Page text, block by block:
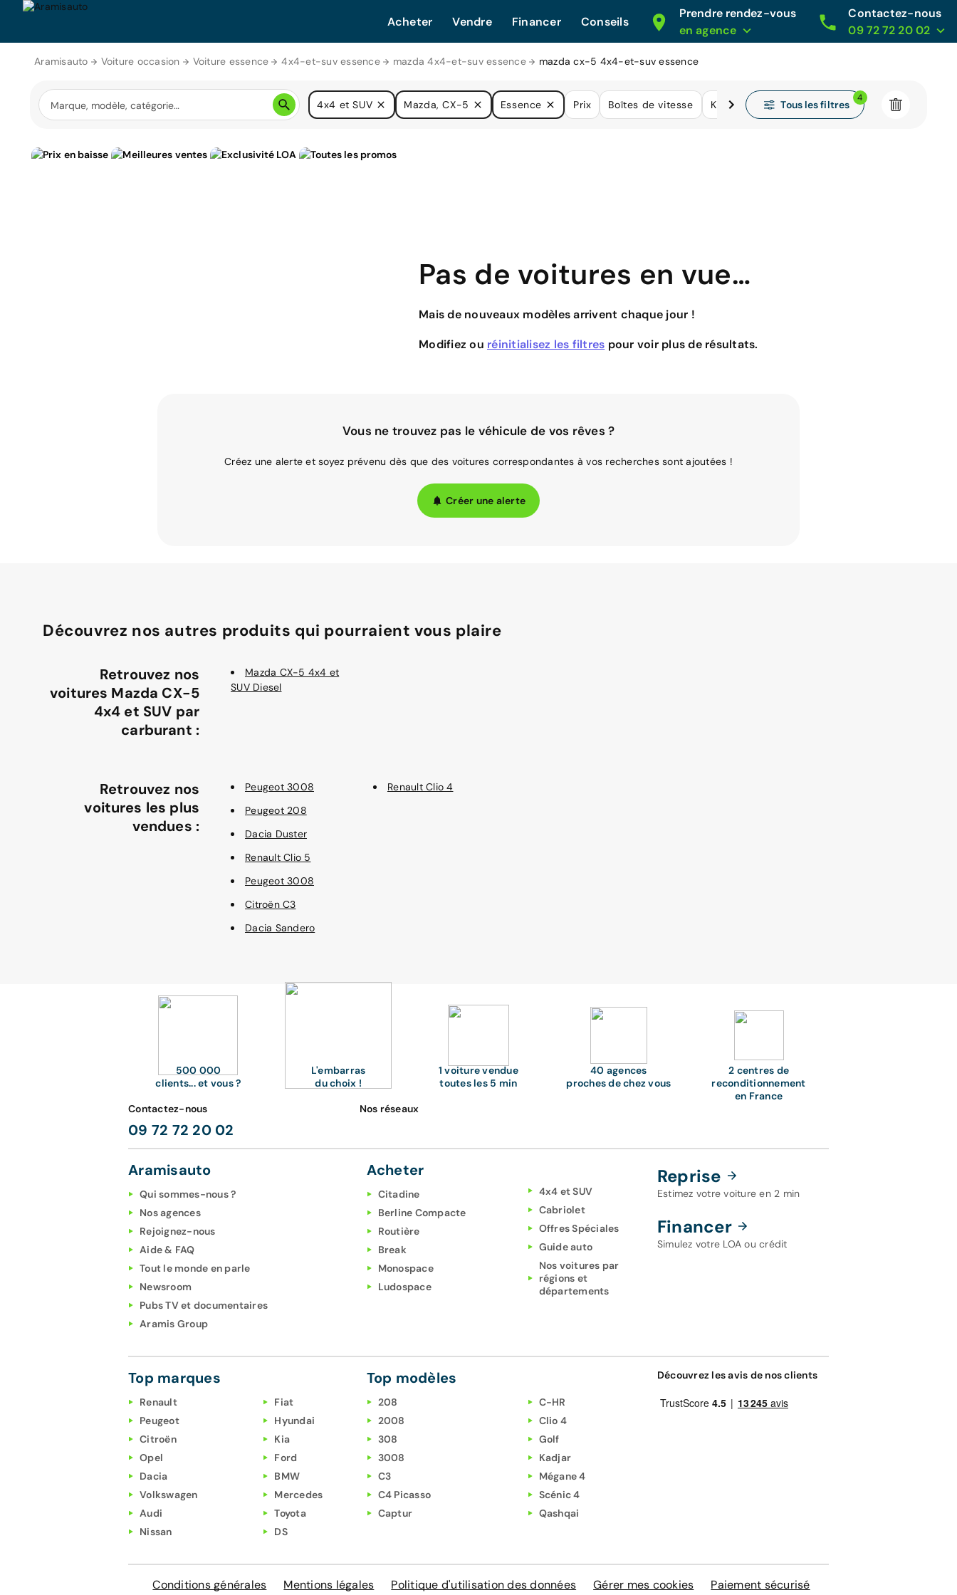
Acheter Vendre Financer Conseils
Prendre rendez-vous
en agence
Contactez-nous
09 72 72 20 02
Aramisauto Voiture occasion Voiture essence 4x4-et-suv essence mazda 4x4-et-suv essence mazda cx-5 4x4-et-suv essence
4x4 et SUV Mazda, CX-5 Essence Prix Boîtes de vitesse Kilométrage Tous les filtres
4
Pas de voitures en vue…
Mais de nouveaux modèles arrivent chaque jour !
Modifiez ou réinitialisez les filtres pour voir plus de résultats.
Vous ne trouvez pas le véhicule de vos rêves ?
Créez une alerte et soyez prévenu dès que des voitures correspondantes à vos recherches sont ajoutées !
Créer une alerte
Découvrez nos autres produits qui pourraient vous plaire
Retrouvez nos
voitures Mazda CX-5
4x4 et SUV par
carburant :
Mazda CX-5 4x4 et
SUV Diesel
Retrouvez nos
voitures les plus
vendues :
Peugeot 3008
Peugeot 208
Dacia Duster
Renault Clio 5
Peugeot 3008
Citroën C3
Dacia Sandero
Renault Clio 4
500 000
clients... et vous ?
L'embarras
du choix !
1 voiture vendue
toutes les 5 min
40 agences
proches de chez vous
2 centres de
reconditionnement
en France
Contactez-nous
09 72 72 20 02
Nos réseaux
Aramisauto
Qui sommes-nous ?
Nos agences
Rejoignez-nous
Aide & FAQ
Tout le monde en parle
Newsroom
Pubs TV et documentaires
Aramis Group
Acheter
Citadine
Berline Compacte
Routière
Break
Monospace
Ludospace
4x4 et SUV
Cabriolet
Offres Spéciales
Guide auto
Nos voitures par
régions et
départements
Reprise
Estimez votre voiture en 2 min
Financer
Simulez votre LOA ou crédit
Top marques
Renault
Peugeot
Citroën
Opel
Dacia
Volkswagen
Audi
Nissan
Fiat
Hyundai
Kia
Ford
BMW
Mercedes
Toyota
DS
Top modèles
208
2008
308
3008
C3
C4 Picasso
Captur
C-HR
Clio 4
Golf
Kadjar
Mégane 4
Scénic 4
Qashqai
Découvrez les avis de nos clients
Conditions générales Mentions légales Politique d'utilisation des données Gérer mes cookies
Paiement sécurisé